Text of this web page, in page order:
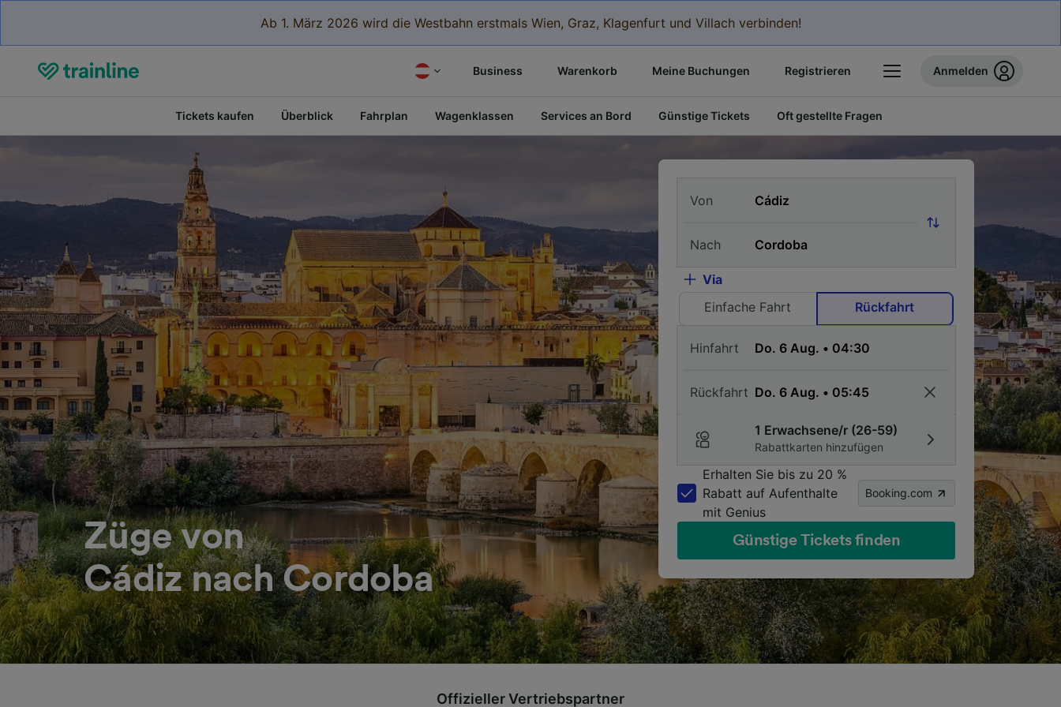
Ab 1. März 2026 wird die Westbahn erstmals Wien, Graz, Klagenfurt und Villach verbinden!
Business Warenkorb Meine Buchungen Registrieren Anmelden
Tickets kaufen Überblick Fahrplan Wagenklassen Services an Bord Günstige Tickets Oft gestellte Fragen
Züge von
Cádiz nach Cordoba
Von
Nach
Via
Einfache Fahrt
Rückfahrt
Hinfahrt
Rückfahrt
1 Erwachsene/r (26-59)
Rabattkarten hinzufügen
Erhalten Sie bis zu 20 %
Rabatt auf Aufenthalte
mit Genius
Booking.com
Günstige Tickets finden
Offizieller Vertriebspartner